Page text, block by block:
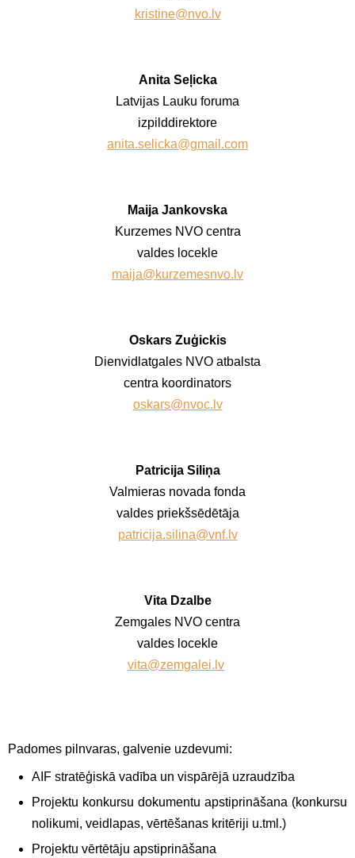
kristine@nvo.lv
Anita Seļicka
Latvijas Lauku foruma
izpilddirektore
anita.selicka@gmail.com
Maija Jankovska
Kurzemes NVO centra
valdes locekle
maija@kurzemesnvo.lv
Oskars Zuģickis
Dienvidlatgales NVO atbalsta
centra koordinators
oskars@nvoc.lv
Patricija Siliņa
Valmieras novada fonda
valdes priekšsēdētāja
patricija.silina@vnf.lv
Vita Dzalbe
Zemgales NVO centra
valdes locekle
vita@zemgalei.lv
Padomes pilnvaras, galvenie uzdevumi:
AIF stratēģiskā vadība un vispārējā uzraudzība
Projektu konkursu dokumentu apstiprināšana (konkursu
nolikumi, veidlapas, vērtēšanas kritēriji u.tml.)
Projektu vērtētāju apstiprināšana